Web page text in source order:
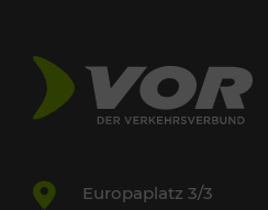
Europaplatz 3/3